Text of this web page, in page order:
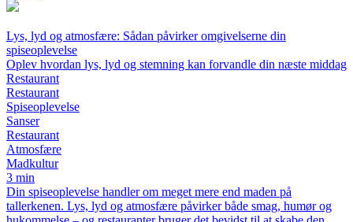
Lys, lyd og atmosfære: Sådan påvirker omgivelserne din
spiseoplevelse
Oplev hvordan lys, lyd og stemning kan forvandle din næste middag
Restaurant
Restaurant
Spiseoplevelse
Sanser
Restaurant
Atmosfære
Madkultur
3 min
Din spiseoplevelse handler om meget mere end maden på
tallerkenen. Lys, lyd og atmosfære påvirker både smag, humør og